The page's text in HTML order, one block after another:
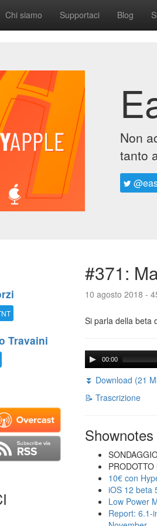
Chi siamo Supportaci Blog
Non
tanto
Travaini
#371:
10 agosto 2018 -
Si parla della beta
00:00
⏬ Download (21
📝 Trascrizione
Shownotes
10€ con
iOS 12 beta
Low Power
Report: 6.1-